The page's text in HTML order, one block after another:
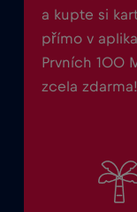
a kupte si
přímo v
Prvních 100
zcela zdarma!